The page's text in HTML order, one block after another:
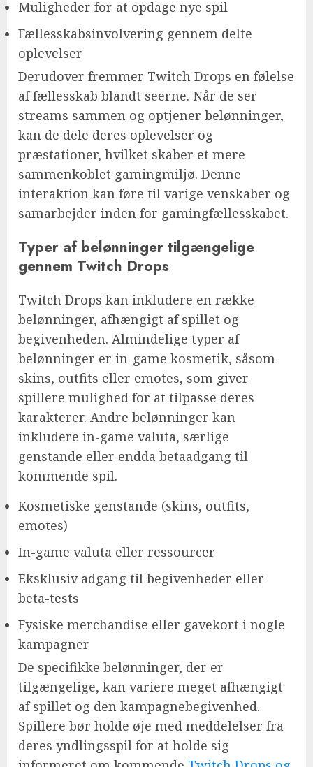
Muligheder for at opdage nye spil
Fællesskabsinvolvering gennem delte
oplevelser
Derudover fremmer Twitch Drops en følelse
af fællesskab blandt seerne. Når de ser
streams sammen og optjener belønninger,
kan de dele deres oplevelser og
præstationer, hvilket skaber et mere
sammenkoblet gamingmiljø. Denne
interaktion kan føre til varige venskaber og
samarbejder inden for gamingfællesskabet.
Typer af belønninger tilgængelige
gennem Twitch Drops
Twitch Drops kan inkludere en række
belønninger, afhængigt af spillet og
begivenheden. Almindelige typer af
belønninger er in-game kosmetik, såsom
skins, outfits eller emotes, som giver
spillere mulighed for at tilpasse deres
karakterer. Andre belønninger kan
inkludere in-game valuta, særlige
genstande eller endda betaadgang til
kommende spil.
Kosmetiske genstande (skins, outfits,
emotes)
In-game valuta eller ressourcer
Eksklusiv adgang til begivenheder eller
beta-tests
Fysiske merchandise eller gavekort i nogle
kampagner
De specifikke belønninger, der er
tilgængelige, kan variere meget afhængigt
af spillet og den kampagnebegivenhed.
Spillere bør holde øje med meddelelser fra
deres yndlingsspil for at holde sig